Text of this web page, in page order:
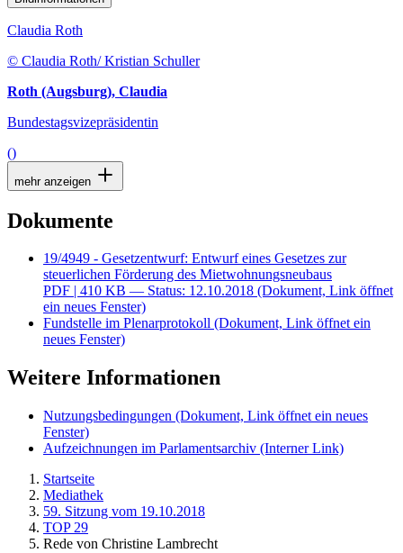
Claudia Roth
© Claudia Roth/ Kristian Schuller
Roth (Augsburg), Claudia
Bundestagsvizepräsidentin
()
mehr anzeigen
Dokumente
19/4949 - Gesetzentwurf: Entwurf eines Gesetzes zur
steuerlichen Förderung des Mietwohnungsneubaus
PDF | 410 KB — Status: 12.10.2018 (Dokument, Link öffnet
ein neues Fenster)
Fundstelle im Plenarprotokoll (Dokument, Link öffnet ein
neues Fenster)
Weitere Informationen
Nutzungsbedingungen (Dokument, Link öffnet ein neues
Fenster)
Aufzeichnungen im Parlamentsarchiv (Interner Link)
Startseite
Mediathek
59. Sitzung vom 19.10.2018
TOP 29
Rede von Christine Lambrecht